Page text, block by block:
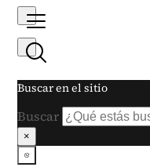
Buscar en el sitio
Buscar
×